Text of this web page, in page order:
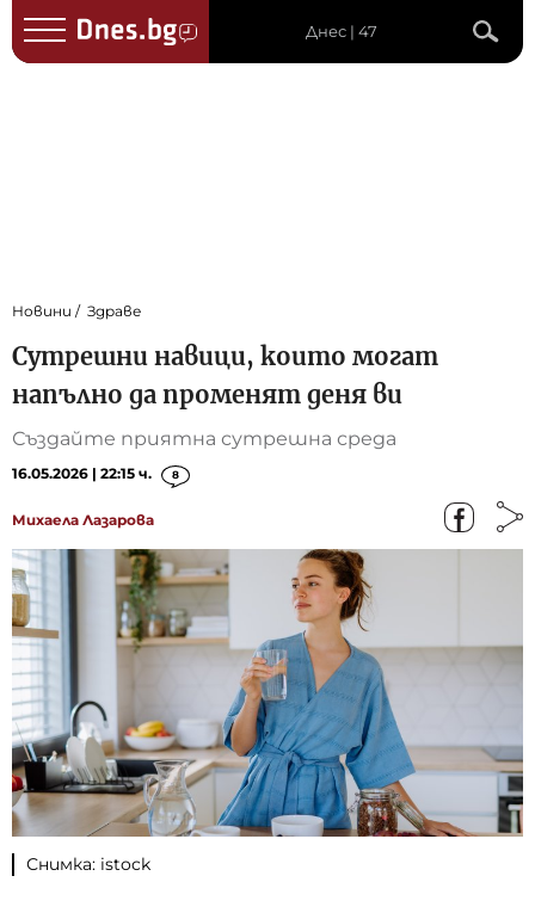
Днес | 47
Новини Здраве
Сутрешни навици, които могат
напълно да променят деня ви
Създайте приятна сутрешна среда
16.05.2026 | 22:15 ч. 8
Михаела Лазарова
Снимка: istock